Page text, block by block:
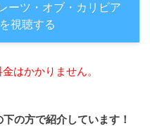
ーツ・オブ・カリビア
視聴する
はかかりません。
の方で紹介しています！